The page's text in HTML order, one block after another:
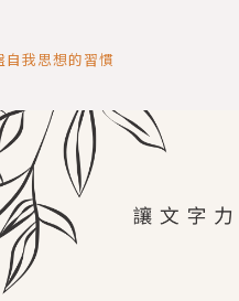
自我思想的習慣